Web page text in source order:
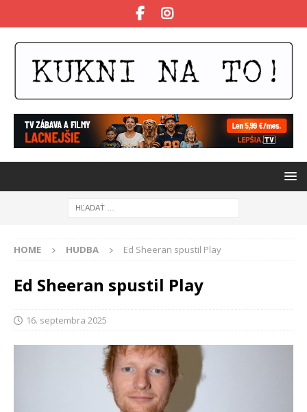
HOME HUDBA Ed Sheeran spustil Play
Ed Sheeran spustil Play
16. septembra 2025